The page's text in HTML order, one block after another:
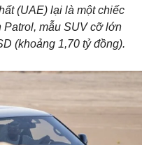
(UAE) lại là một chiếc
Patrol, mẫu SUV cỡ lớn
(khoảng 1,70 tỷ đồng).